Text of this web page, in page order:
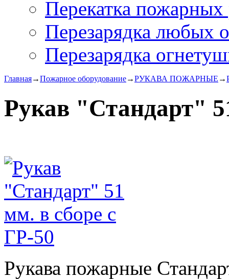
Перекатка пожарных
Перезарядка любых
Перезарядка
Главная→Пожарное оборудование→РУКАВА ПОЖАРНЫЕ →
Рукав "Стандарт"
Рукава пожарные